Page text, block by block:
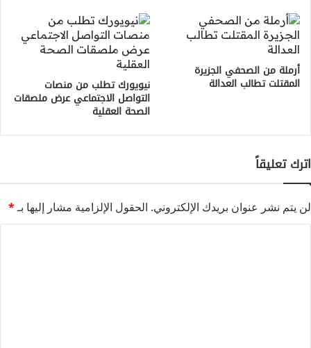
أرملة من الصحفي الجزيرة
المقتلت تطالب العدالة نيويورك تطلب من منصات
التواصل الاجتماعي عرض ملصقات
الصحة العقلية
اترك تعليقاً
لن يتم نشر عنوان بريدك الإلكتروني. الحقول الإلزامية مشار إليها بـ*